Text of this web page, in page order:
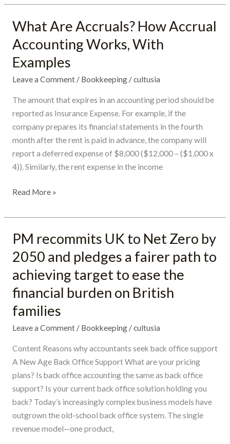
What Are Accruals? How Accrual
Accounting Works, With
Examples
Leave a Comment / Bookkeeping/cultusia
The amount that expires in an accounting period should be
reported as Insurance Expense. For example, if the
company prepares its financial statements in the fourth
month after the rent is paid in advance, the company will
report a deferred expense of $8,000 ($12,000 – ($1,000 x
4)). Similarly, the rent expense in the income
What
Accruals?
How
Accrual
Works,
With
Examples
Read More »
PM recommits UK to Net Zero by
2050 and pledges a fairer path to
achieving target to ease the
financial burden on British
families
Leave a Comment / Bookkeeping/cultusia
Content Reasons why accountants seek back office support
A New Age Back Office Support What are your pricing
plans? Is back office accounting the same as back office
support? Is your current back office solution holding you
back? Today’s increasingly complex business models have
outgrown the old-school back office system. The single
revenue model—one product,
PM
UK
to
Net
by
2050
fairer
path
achieving